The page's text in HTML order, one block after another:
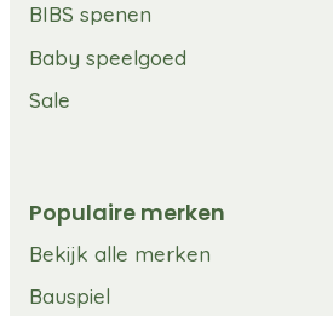
BIBS spenen
Baby speelgoed
Sale
Populaire merken
Bekijk alle merken
Bauspiel